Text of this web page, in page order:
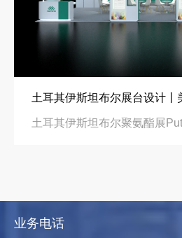
业务电话